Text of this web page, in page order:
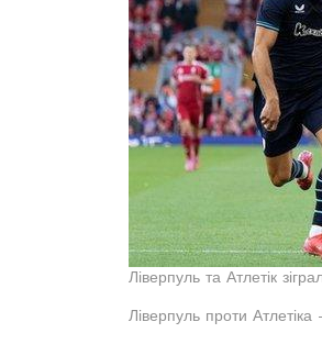
Ліверпуль та Атлетік
Ліверпуль проти Атлетіка